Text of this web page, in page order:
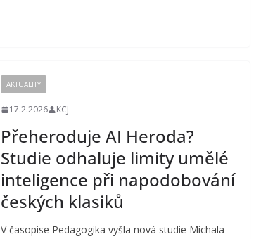
AKTUALITY
17.2.2026 KCJ
Přeheroduje AI Heroda?
Studie odhaluje limity umělé
inteligence při napodobování
českých klasiků
V časopise Pedagogika vyšla nová studie Michala